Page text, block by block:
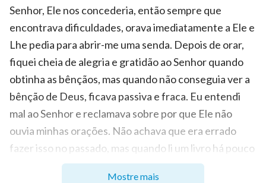
Senhor, Ele nos concederia, então sempre que
encontrava dificuldades, orava imediatamente a Ele e
Lhe pedia para abrir-me uma senda. Depois de orar,
fiquei cheia de alegria e gratidão ao Senhor quando
obtinha as bênçãos, mas quando não conseguia ver a
bênção de Deus, ficava passiva e fraca. Eu entendi
mal ao Senhor e reclamava sobre por que Ele não
ouvia minhas orações. Não achava que era errado
fazer isso no passado, mas quando li um livro há pouco
tempo, percebi que essas orações não eram
Mostre mais